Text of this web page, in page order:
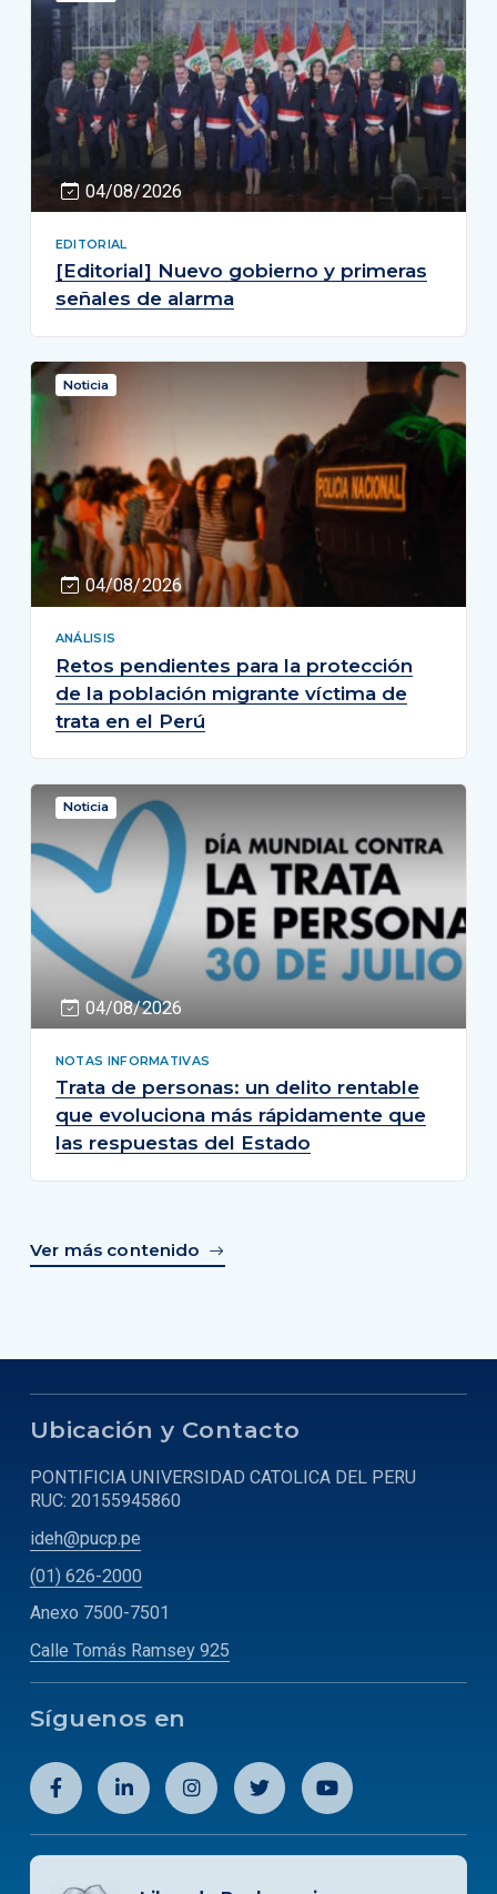
04/08/2026
EDITORIAL
[Editorial] Nuevo gobierno y primeras
señales de alarma
Noticia
04/08/2026
ANÁLISIS
Retos pendientes para la protección
de la población migrante víctima de
trata en el Perú
Noticia
04/08/2026
NOTAS INFORMATIVAS
Trata de personas: un delito rentable
que evoluciona más rápidamente que
las respuestas del Estado
Ver más contenido
Ubicación y Contacto
PONTIFICIA UNIVERSIDAD CATOLICA DEL PERU
RUC: 20155945860
ideh@pucp.pe
(01) 626-2000
Anexo 7500-7501
Calle Tomás Ramsey 925
Síguenos en